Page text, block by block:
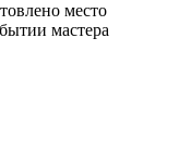
место
мастера